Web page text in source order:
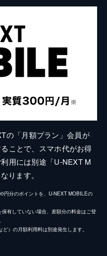
の「月額プラン」会員が
ことで、スマホ代がお得
用には別途「U-NEXT M
ります。
円分のポイントを、U-NEXT MOBILEの
有していない場合、差額分の料金はご登
）の月額利用料は別途発生します。